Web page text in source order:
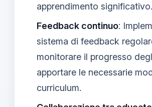
apprendimento significativo.
Feedback continuo:
sistema di feedback
monitorare il progresso
apportare le necessarie
curriculum.